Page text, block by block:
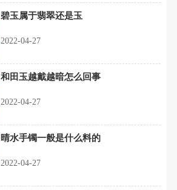
碧玉属于翡翠还是玉
2022-04-27
和田玉越戴越暗怎么回事
2022-04-27
晴水手镯一般是什么料的
2022-04-27